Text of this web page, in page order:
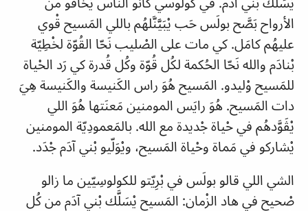
الأرواح بَصَّح بولَس حَب يْبَيَّنَّلهُم باللي المَسيح قْوي
عليهُم كامَل. كي مات على الصْليب نَحّا القُوّة لخْطِيّة
بْنادَم والله نَحّا الحُكمة لكُل قُوّة وكُل قُدرة كي رَد الحْياة
للمَسيح وْليدو. المَسيح هُوَ راس الكَنيسة والكَنيسة هِيَ
دات المَسيح. هُوَ رايَس المومنين مَعنَتها هُوَ اللي
يْڤَوَّدهُم في حْياة جْديدة مع الله. بالمَعمودِيّة المومنين
يْشاركو في مَماة وحْياة المَسيح، ويْوَلّيو بْني آدَم جْدَد.
الشي اللي قالو بولَس في بْرِيّتو للكولوسِيّين ما زالو
صْحيح في هاد الزْمان: المَسيح يْسَلَّك بْني آدَم من كُل